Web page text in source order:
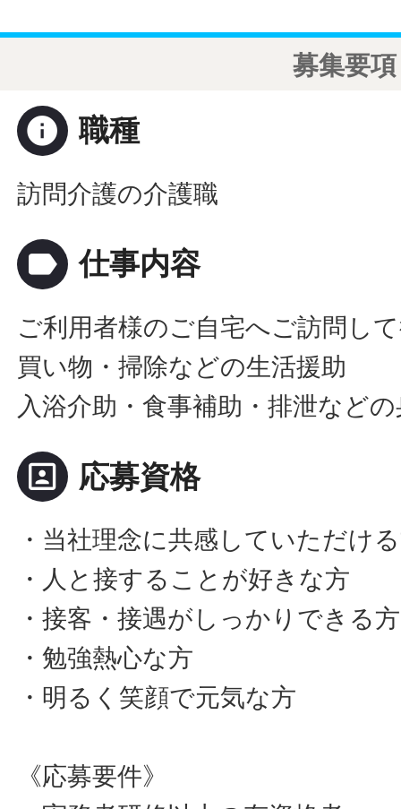
募集要項
info 職種
訪問介護の介護職
label 仕事内容
ご利用者様のご自宅へご訪問し
買い物・掃除などの生活援助
入浴介助・食事補助・排泄など
portrait 応募資格
・当社理念に共感していただけ
・人と接することが好きな方
・接客・接遇がしっかりできる方
・勉強熱心な方
・明るく笑顔で元気な方
《応募要件》